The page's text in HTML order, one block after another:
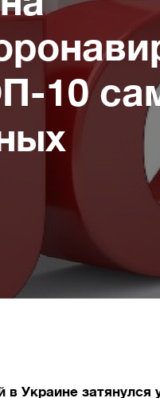
10
в Украине